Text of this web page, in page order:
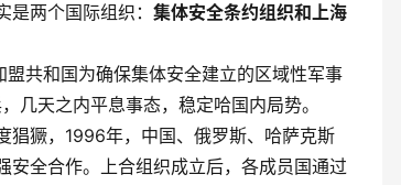
r
e
两个国际组织： 集体安全条约组织和上海
共和国为确保集体安全建立的区域性军事
几天之内平息事态，稳定哈国内局势。
猖獗，1996年，中国、俄罗斯、哈萨克斯
全合作。上合组织成立后，各成员国通过